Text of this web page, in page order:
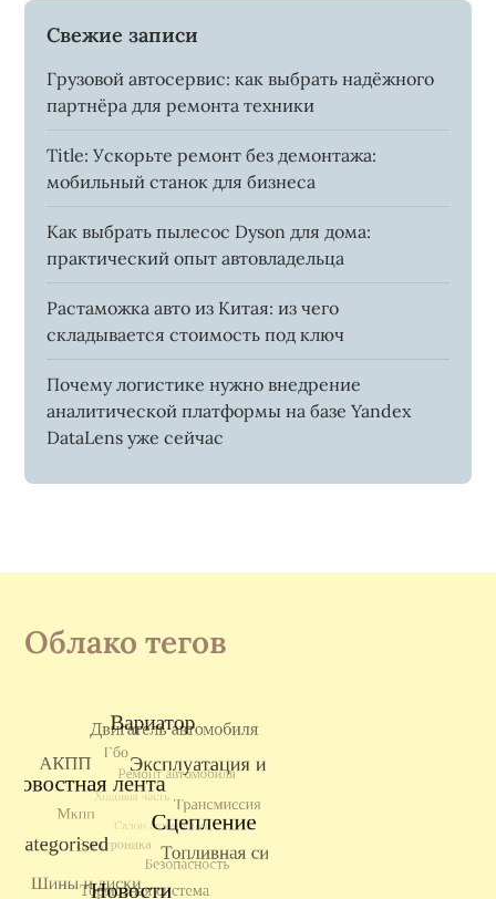
Свежие записи
Грузовой автосервис: как выбрать надёжного
партнёра для ремонта техники
Title: Ускорьте ремонт без демонтажа:
мобильный станок для бизнеса
Как выбрать пылесос Dyson для дома:
практический опыт автовладельца
Растаможка авто из Китая: из чего
складывается стоимость под ключ
Почему логистике нужно внедрение
аналитической платформы на базе Yandex
DataLens уже сейчас
Облако тегов